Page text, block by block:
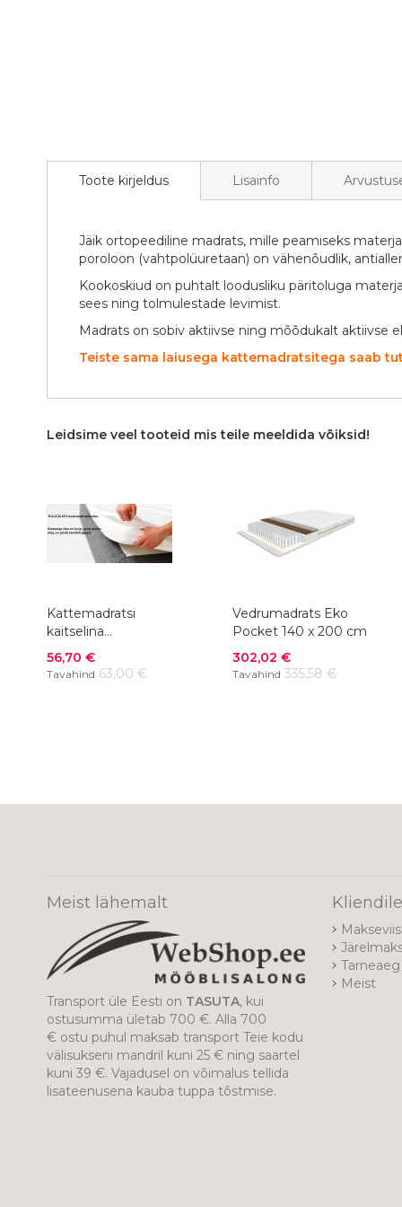
Toote kirjeldus
Jäik ortopeediline madrats, mille peamiseks
poroloon (vahtpolüuretaan) on vähenõudlik,
Kookoskiud on puhtalt loodusliku päritoluga
sees ning tolmulestade levimist.
Madrats on sobiv aktiivse ning mõõdukalt aktiivse
Teiste sama laiusega kattemadratsitega saab
Lisainfo
Leidsime veel tooteid mis teile meeldida võiksid!
Kattemadratsi
kaitselina
DAGGKÅPA, 140x200
cm
Soodushind
56,70 €
Tavahind 63,00 €
Vedrumadrats Eko
Pocket 140 x 200 cm
Soodushind
302,02 €
Tavahind 335,58 €
Meist lähemalt
Transport üle Eesti on TASUTA, kui
ostusumma ületab 700 €. Alla 700
€ ostu puhul maksab transport Teie kodu
välisukseni mandril kuni 25 € ning saartel
kuni 39 €. Vajadusel on võimalus tellida
lisateenusena kauba tuppa tõstmise.
Kliendile
Meist